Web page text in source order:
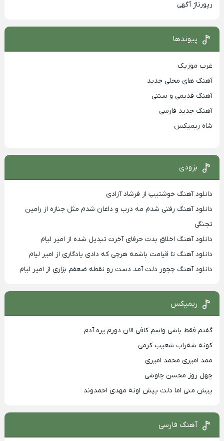
رپورتاژ آگهی
پیوندها
غرب موزیک
آهنگ های محلی جدید
آهنگ قدیمی و سنتی
آهنگ جدید فارسی
شاه ریمیکس
بزودی
دانلود آهنگ خوشتیپ از فرشاد آزادی
دانلود آهنگ رفتی شدم مه درب و داغان شدم مثل جنازه از رامین
تجنگی
دانلود آهنگ اخلاق بدت حرفای آخرت تبدیل شده از امیر لیام
دانلود آهنگ تا قیامت باشمه هرچی که دادی یادگاری از امیر لیام
دانلود آهنگ چجور دلت آمد دست رو نقطه ضعفم بزاری از امیر لیام
ریمیکس
گفتم فقط باشی واسم کافی الان دورم پره آدم
کونه شه‌راب شعیب کرمی
ممد امیری محمد امیری
چهل روز محسن چاوشی
پیش منی اما دلت پیش اونه مهدی احمدوند
آهنگ فارسی